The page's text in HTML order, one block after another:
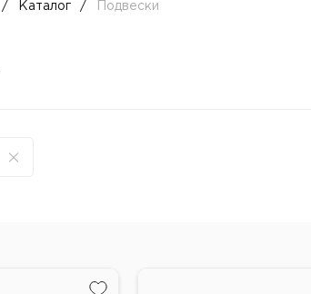
Каталог Подвески